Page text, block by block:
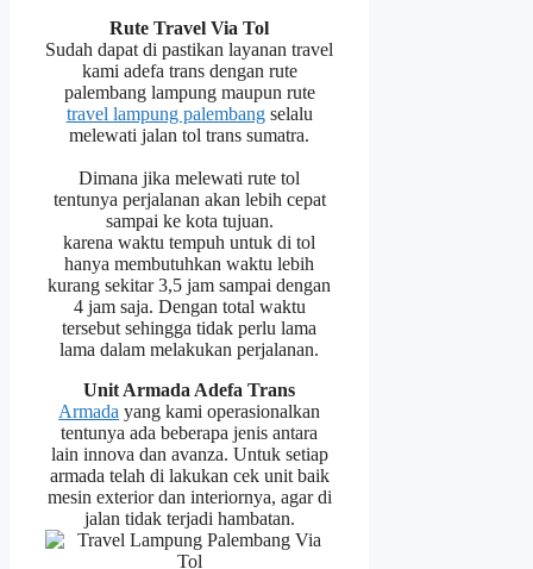
Rute Travel Via Tol
Sudah dapat di pastikan layanan travel
kami adefa trans dengan rute
palembang lampung maupun rute
travel lampung palembangselalu
melewati jalan tol trans sumatra.
Dimana jika melewati rute tol
tentunya perjalanan akan lebih cepat
sampai ke kota tujuan.
karena waktu tempuh untuk di tol
hanya membutuhkan waktu lebih
kurang sekitar 3,5 jam sampai dengan
4 jam saja. Dengan total waktu
tersebut sehingga tidak perlu lama
lama dalam melakukan perjalanan.
Unit Armada Adefa Trans
Armada yang kami operasionalkan
tentunya ada beberapa jenis antara
lain innova dan avanza. Untuk setiap
armada telah di lakukan cek unit baik
mesin exterior dan interiornya, agar di
jalan tidak terjadi hambatan.